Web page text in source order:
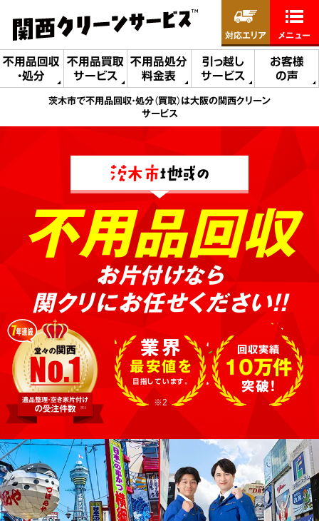
不用品回収
・処分
不用品買取
サービス
不用品処分
料金表
引っ越し
サービス
お客様
の声
対応エリア メニュー
茨木市で不用品回収・処分（買取）は大阪の関西クリーン
サービス
茨木市地域の
不用品回収
お片付けなら
関クリにお任せください!!
業界
最安値を
目指しています。
※2
回収実績
10万件
突破!